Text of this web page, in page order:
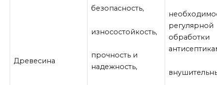
Древесина
безопасность,
износостойкость,
прочность и
надежность,
регулярной
обработки